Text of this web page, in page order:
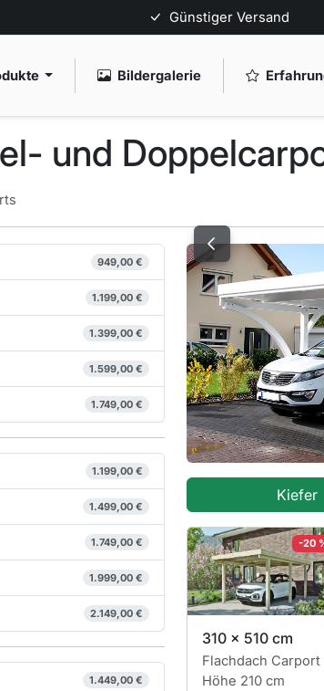
Günstiger Versand
Bildergalerie
und
949,00 €
1.199,00 €
1.399,00 €
1.599,00 €
1.749,00 €
1.199,00 €
1.499,00 €
1.749,00 €
1.999,00 €
2.149,00 €
1.449,00 €
Kiefer
-20
310 x 510 cm
Flachdach Carport
Höhe 210 cm